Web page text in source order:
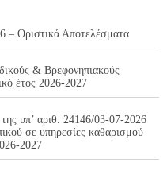
– Οριστικά Αποτελέσματα
& Βρεφονηπιακούς
έτος 2026-2027
υπ’ αριθ. 24146/03-07-2026
σε υπηρεσίες καθαρισμού
2027